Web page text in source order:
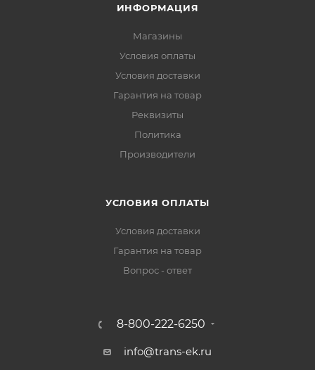
ИНФОРМАЦИЯ
Магазины
Условия оплаты
Условия доставки
Гарантия на товар
Реквизиты
Политика
Производители
УСЛОВИЯ ОПЛАТЫ
Условия доставки
Гарантия на товар
Вопрос - ответ
8-800-222-6250
info@trans-ek.ru